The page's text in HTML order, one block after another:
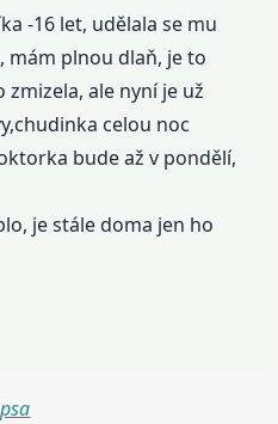
-16 let, udělala se mu
mám plnou dlaň, je to
ale nyní je už
celou noc
bude až v pondělí,
je stále doma jen ho